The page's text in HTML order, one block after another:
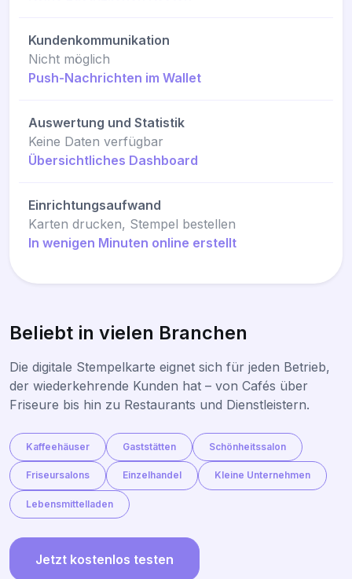
Kundenkommunikation
Nicht möglich
Push-Nachrichten im Wallet
Auswertung und Statistik
Keine Daten verfügbar
Übersichtliches Dashboard
Einrichtungsaufwand
Karten drucken, Stempel bestellen
In wenigen Minuten online erstellt
Beliebt in vielen Branchen
Die digitale Stempelkarte eignet sich für jeden Betrieb,
der wiederkehrende Kunden hat – von Cafés über
Friseure bis hin zu Restaurants und Dienstleistern.
Kaffeehäuser Gaststätten Schönheitssalon
Friseursalons Einzelhandel Kleine Unternehmen
Lebensmittelladen
Jetzt kostenlos testen